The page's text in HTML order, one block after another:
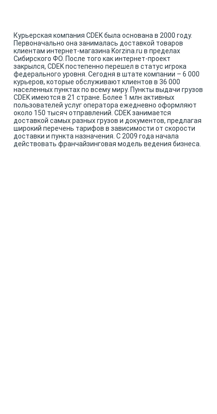
Курьерская компания CDEK была основана в 2000 году.
Первоначально она занималась доставкой товаров
клиентам интернет-магазина Korzina.ru в пределах
Сибирского ФО. После того как интернет-проект
закрылся, CDEK постепенно перешел в статус игрока
федерального уровня. Сегодня в штате компании – 6 000
курьеров, которые обслуживают клиентов в 36 000
населенных пунктах по всему миру. Пункты выдачи грузов
CDEK имеются в 21 стране. Более 1 млн активных
пользователей услуг оператора ежедневно оформляют
около 150 тысяч отправлений. CDEK занимается
доставкой самых разных грузов и документов, предлагая
широкий перечень тарифов в зависимости от скорости
доставки и пункта назначения. С 2009 года начала
действовать франчайзинговая модель ведения бизнеса.